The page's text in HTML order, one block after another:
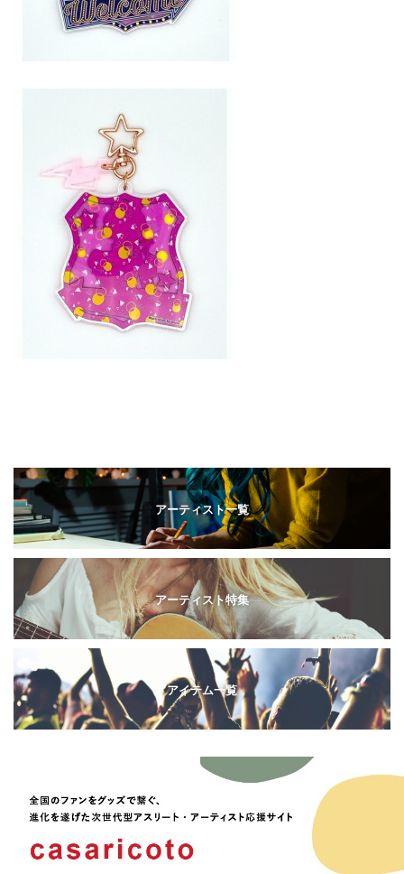
アーティスト一覧
アーティスト特集
アイテム一覧